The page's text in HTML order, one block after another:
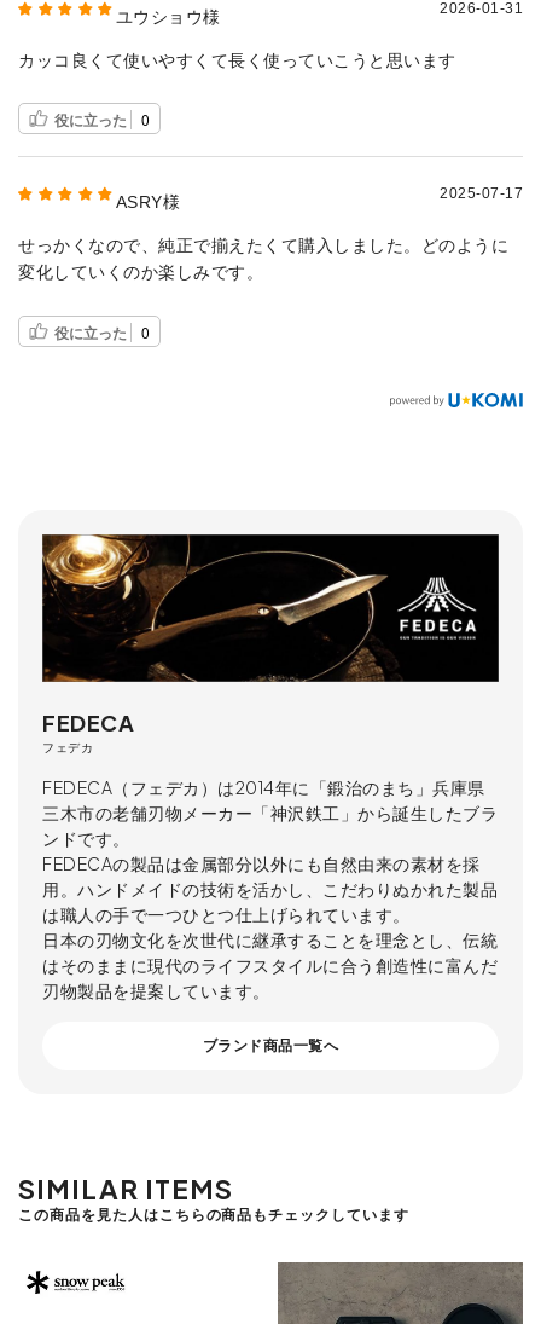
ユウショウ様 2026-01-31
カッコ良くて使いやすくて長く使っていこうと思います
役に立った 0
ASRY様 2025-07-17
せっかくなので、純正で揃えたくて購入しました。どのように
変化していくのか楽しみです。
役に立った 0
FEDECA
フェデカ
FEDECA（フェデカ）は2014年に「鍛治のまち」兵庫県
三木市の老舗刃物メーカー「神沢鉄工」から誕生したブラ
ンドです。
FEDECAの製品は金属部分以外にも自然由来の素材を採
用。ハンドメイドの技術を活かし、こだわりぬかれた製品
は職人の手で一つひとつ仕上げられています。
日本の刃物文化を次世代に継承することを理念とし、伝統
はそのままに現代のライフスタイルに合う創造性に富んだ
刃物製品を提案しています。
ブランド商品一覧へ
SIMILAR ITEMS
この商品を見た人はこちらの商品もチェックしています